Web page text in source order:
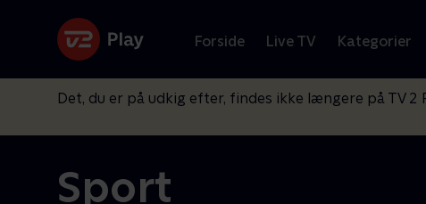
Forside Live TV Kategorier
Det, du er på udkig efter, findes ikke længere på TV
Sport